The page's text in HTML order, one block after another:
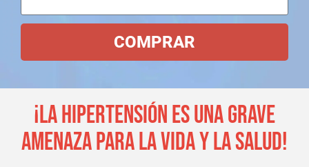
COMPRAR
¡LA HIPERTENSIÓN ES UNA GRAVE
AMENAZA PARA LA VIDA Y LA SALUD!